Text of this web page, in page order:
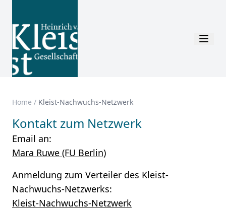
Home / Kleist-Nachwuchs-Netzwerk
Kontakt zum Netzwerk
Email an:
Mara Ruwe (FU Berlin)
Anmeldung zum Verteiler des Kleist-
Nachwuchs-Netzwerks:
Kleist-Nachwuchs-Netzwerk